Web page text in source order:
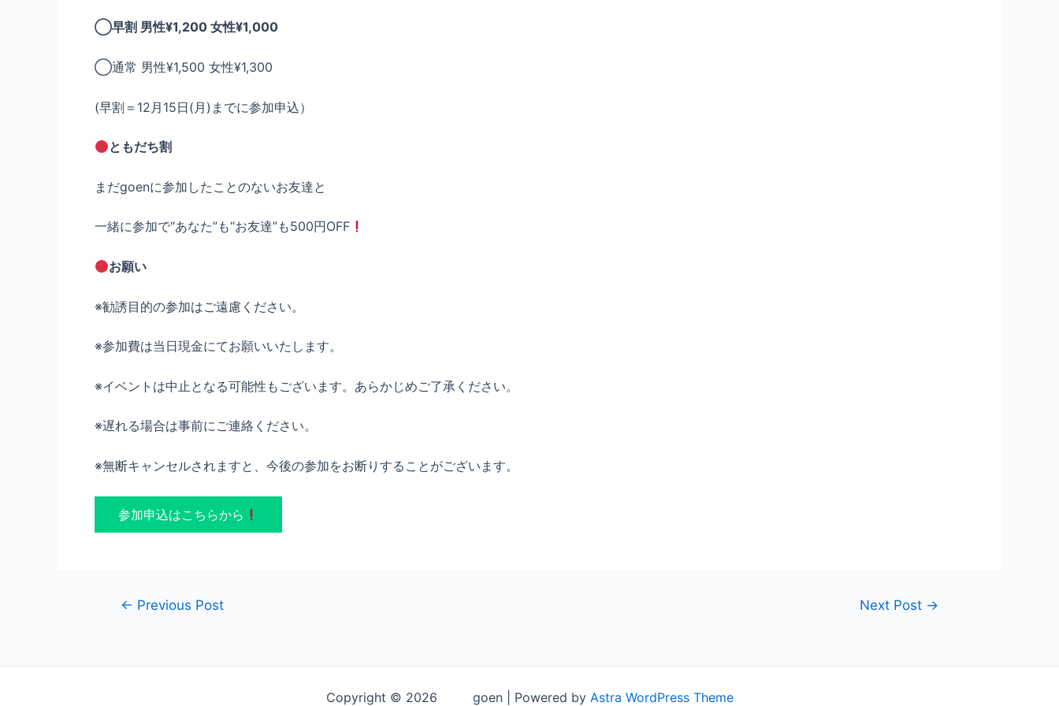
◯早割 男性¥1,200 女性¥1,000
◯通常 男性¥1,500 女性¥1,300
(早割＝12月15日(月)までに参加申込）
ともだち割
まだgoenに参加したことのないお友達と
一緒に参加で“あなた”も“お友達”も500円OFF
お願い
※勧誘目的の参加はご遠慮ください。
※参加費は当日現金にてお願いいたします。
※イベントは中止となる可能性もございます。あらかじめご了承ください。
※遅れる場合は事前にご連絡ください。
※無断キャンセルされますと、今後の参加をお断りすることがございます。
参加申込はこちらから
Post← Previous Post Next Post →
Copyright © 2026 goen | Powered by Astra WordPress Theme